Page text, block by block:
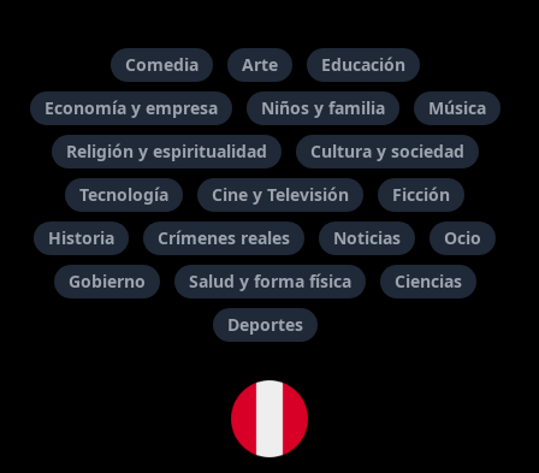
Comedia Arte
Educación
Economía y empresa
Niños y familia
Música
Religión y espiritualidad
Cultura y sociedad
Tecnología
Cine y Televisión
Ficción
Historia
Crímenes reales Noticias
Ocio
Gobierno
Salud y forma física
Ciencias
Deportes